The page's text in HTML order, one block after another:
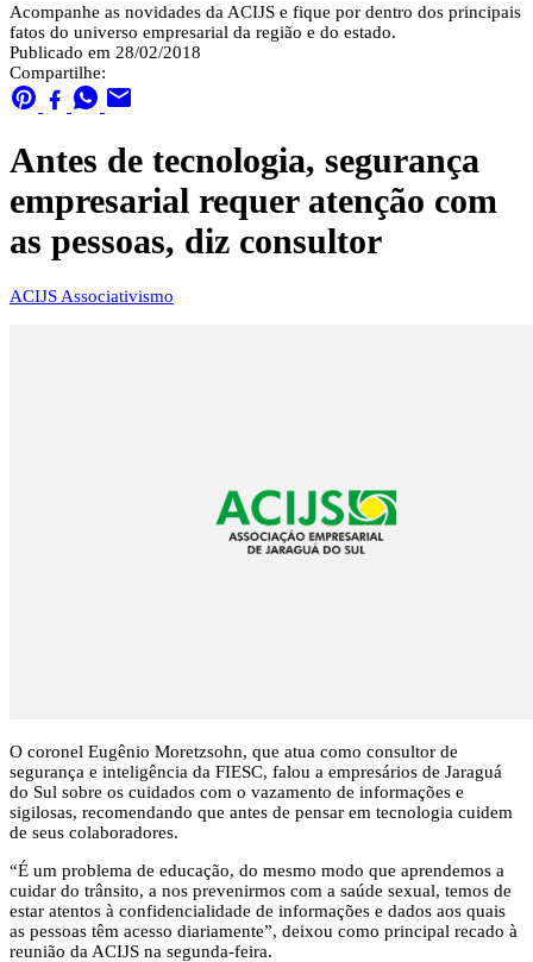
Acompanhe as novidades da ACIJS e fique por dentro dos principais
fatos do universo empresarial da região e do estado.
Publicado em 28/02/2018
Compartilhe:
Antes de tecnologia, segurança
empresarial requer atenção com
as pessoas, diz consultor
ACIJS Associativismo
O coronel Eugênio Moretzsohn, que atua como consultor de
segurança e inteligência da FIESC, falou a empresários de Jaraguá
do Sul sobre os cuidados com o vazamento de informações e
sigilosas, recomendando que antes de pensar em tecnologia cuidem
de seus colaboradores.
“É um problema de educação, do mesmo modo que aprendemos a
cuidar do trânsito, a nos prevenirmos com a saúde sexual, temos de
estar atentos à confidencialidade de informações e dados aos quais
as pessoas têm acesso diariamente”, deixou como principal recado à
reunião da ACIJS na segunda-feira.